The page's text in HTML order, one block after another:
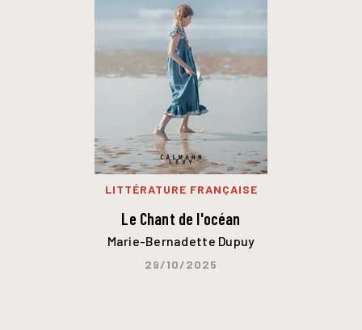
LITTÉRATURE FRANÇAISE
Le Chant de l'océan
Marie-Bernadette Dupuy
29/10/2025